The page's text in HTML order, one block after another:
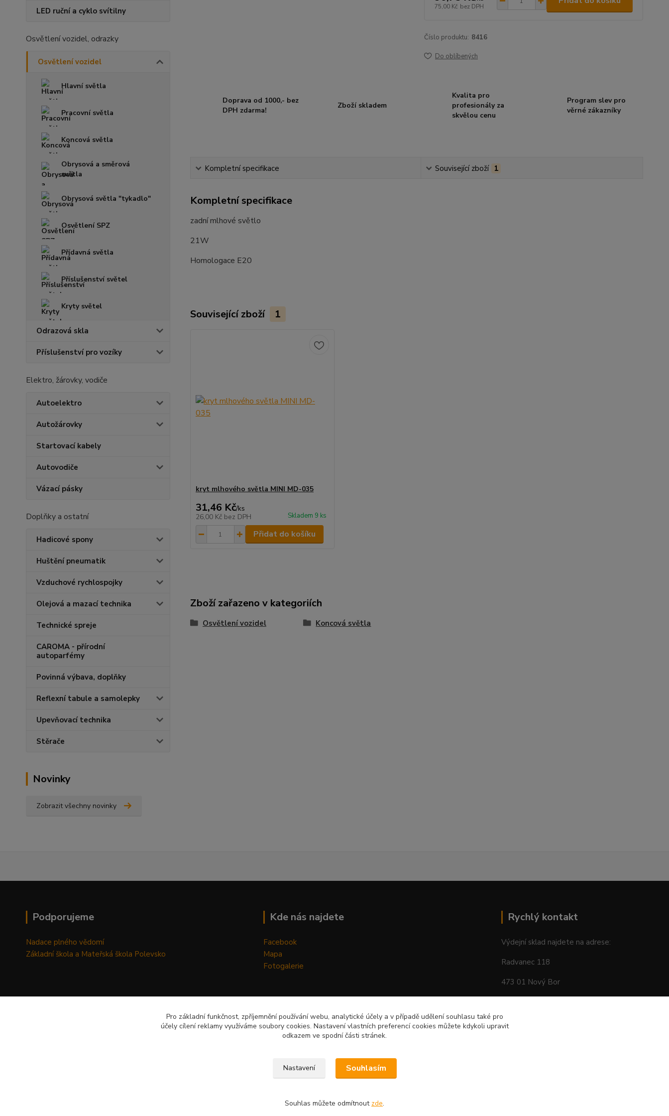
LED ruční a cyklo svítilny
Osvětlení vozidel, odrazky
Osvětlení vozidel
Hlavní světla
Pracovní světla
Koncová světla
Obrysová a směrová
světla
Obrysová světla "tykadlo"
Osvětlení SPZ
Přídavná světla
Příslušenství světel
Kryty světel
Odrazová skla
Příslušenství pro vozíky
Elektro, žárovky, vodiče
Autoelektro
Autožárovky
Startovací kabely
Autovodiče
Vázací pásky
Doplňky a ostatní
Hadicové spony
Huštění pneumatik
Vzduchové rychlospojky
Olejová a mazací technika
Technické spreje
CAROMA - přírodní
autoparfémy
Povinná výbava, doplňky
Reflexní tabule a samolepky
Upevňovací technika
Stěrače
Novinky
Zobrazit všechny novinky
75,00 Kč bez DPH
Číslo produktu: 8416
Do oblíbených
Doprava od 1000,- bez
DPH zdarma!
Zboží skladem
Kvalita pro
profesionály za
skvělou cenu
Program slev pro
věrné zákazníky
Kompletní specifikace Související zboží 1
Kompletní specifikace
zadní mlhové světlo
21W
Homologace E20
Související zboží 1
kryt mlhového světla MINI MD-035
31,46 Kč/ks
26,00 Kč bez DPH Skladem 9 ks
Přidat do košíku
Zboží zařazeno v kategoriích
Osvětlení vozidel Koncová světla
Podporujeme
Nadace plného vědomí
Základní škola a Mateřská škola Polevsko
Kde nás najdete
Facebook
Mapa
Fotogalerie
Rychlý kontakt
Výdejní sklad najdete na adrese:
Radvanec 118
473 01 Nový Bor
Upravit sběr cookies.
Pro základní funkčnost, zpříjemnění používání webu, analytické účely a v případě udělení souhlasu také pro
účely cílení reklamy využíváme soubory cookies. Nastavení vlastních preferencí cookies můžete kdykoli upravit
odkazem ve spodní části stránek.
Nastavení Souhlasím
Souhlas můžete odmítnout zde.